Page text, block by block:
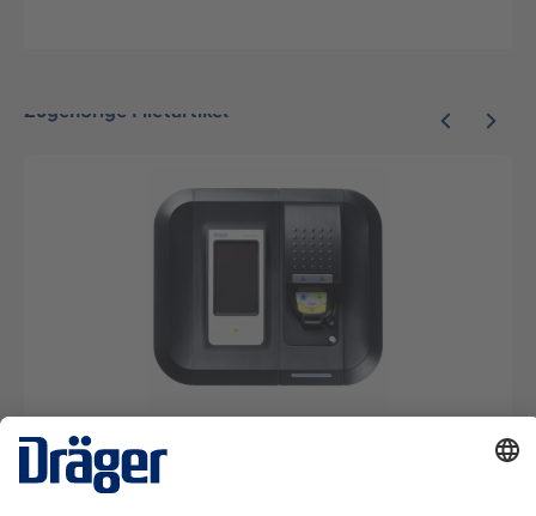
Zugehörige Mietartikel
X-dock Set 5300 für die Pac Serie
SRM09205